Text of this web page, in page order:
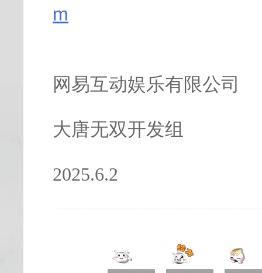
m
网易互动娱乐有限公司
大唐无双开发组
2025.6.2